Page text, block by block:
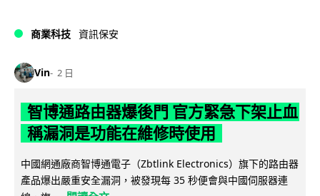
商業科技 資訊保安
Vin 2 日
智博通路由器爆後門 官方緊急下架止血
稱漏洞是功能在維修時使用
中國網通廠商智博通電子（Zbtlink Electronics）旗下的路由器
產品爆出嚴重安全漏洞，被發現每 35 秒便會與中國伺服器連